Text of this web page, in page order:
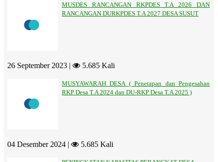
MUSDES RANCANGAN RKPDES T.A 2026 DAN
RANCANGAN DURKPDES T.A 2027 DESA SUSUT
26 September 2023 | 5.685 Kali
MUSYAWARAH DESA ( Penetapan dan Pengesahan
RKP Desa T.A 2024 dan DU-RKP Desa T.A 2025 )
04 Desember 2024 | 5.685 Kali